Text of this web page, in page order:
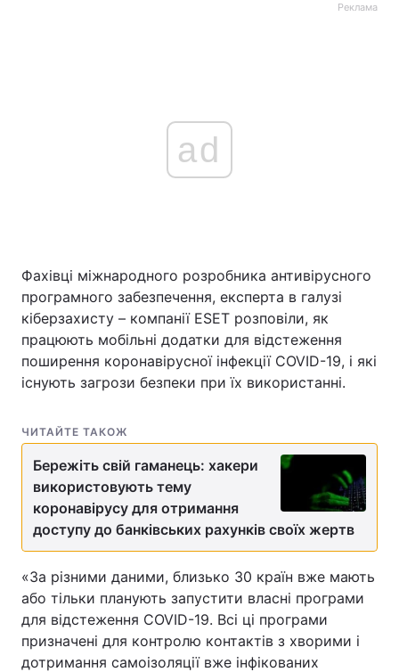
Головна Війна
Україна Політика
Економіка Світ
Зброя
Здоров'я Туризм
Цікавинки Погода
Лонгріди
Реклама
ad
Фахівці міжнародного розробника антивірусного
програмного забезпечення, експерта в галузі
кіберзахисту – компанії ESET розповіли, як
працюють мобільні додатки для відстеження
поширення коронавірусної інфекції COVID-19, і які
існують загрози безпеки при їх використанні.
ЧИТАЙТЕ ТАКОЖ
Бережіть свій гаманець: хакери
використовують тему
коронавірусу для отримання
доступу до банківських рахунків своїх жертв
«За різними даними, близько 30 країн вже мають
або тільки планують запустити власні програми
для відстеження COVID-19. Всі ці програми
призначені для контролю контактів з хворими і
дотримання самоізоляції вже інфікованих